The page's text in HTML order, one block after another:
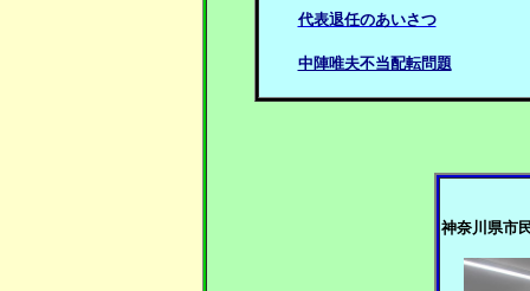
代表退任のあいさつ
中陣唯夫不当配転問題
神奈川県市